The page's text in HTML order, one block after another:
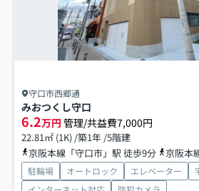
守口市西郷通
みおつくし守口
6.2万円 管理/共益費7,000円
22.81㎡ (1K) /築1年 /5階建
京阪本線「守口市」駅 徒歩9分
京阪本
駐輪場 オートロック エレベーター